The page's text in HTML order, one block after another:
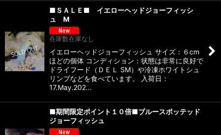
■ＳＡＬＥ■ イエローヘッドジョーフィッシ
ュ M
在庫数在庫なし
イエローヘッドジョーフィッシュ サイズ：６cm
ほどの個体 コンディション：状態は非常に良好で
ドライフード（ＤＥＬ SM）や冷凍ホワイトシュ
リンプなどを食べています。 入荷日：
17.May.202…
■期間限定ポイント１０倍■ブルースポッテッド
ジョーフィッシュ